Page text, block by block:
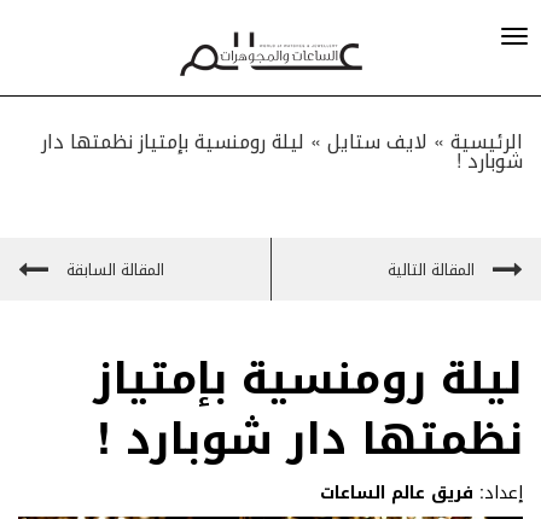
الرئيسية » لايف ستايل» ليلة رومنسية بإمتياز نظمتها دار
شوبارد !
المقالة التالية المقالة السابقة
ليلة رومنسية بإمتياز
نظمتها دار شوبارد !
إعداد: فريق عالم الساعات